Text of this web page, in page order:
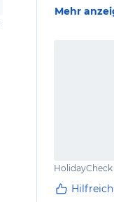
Mehr
Hilfreich